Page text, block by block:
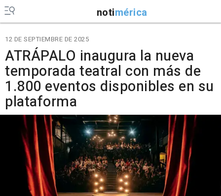
notimérica
12 DE SEPTIEMBRE DE 2025
ATRÁPALO inaugura la nueva
temporada teatral con más de
1.800 eventos disponibles en su
plataforma